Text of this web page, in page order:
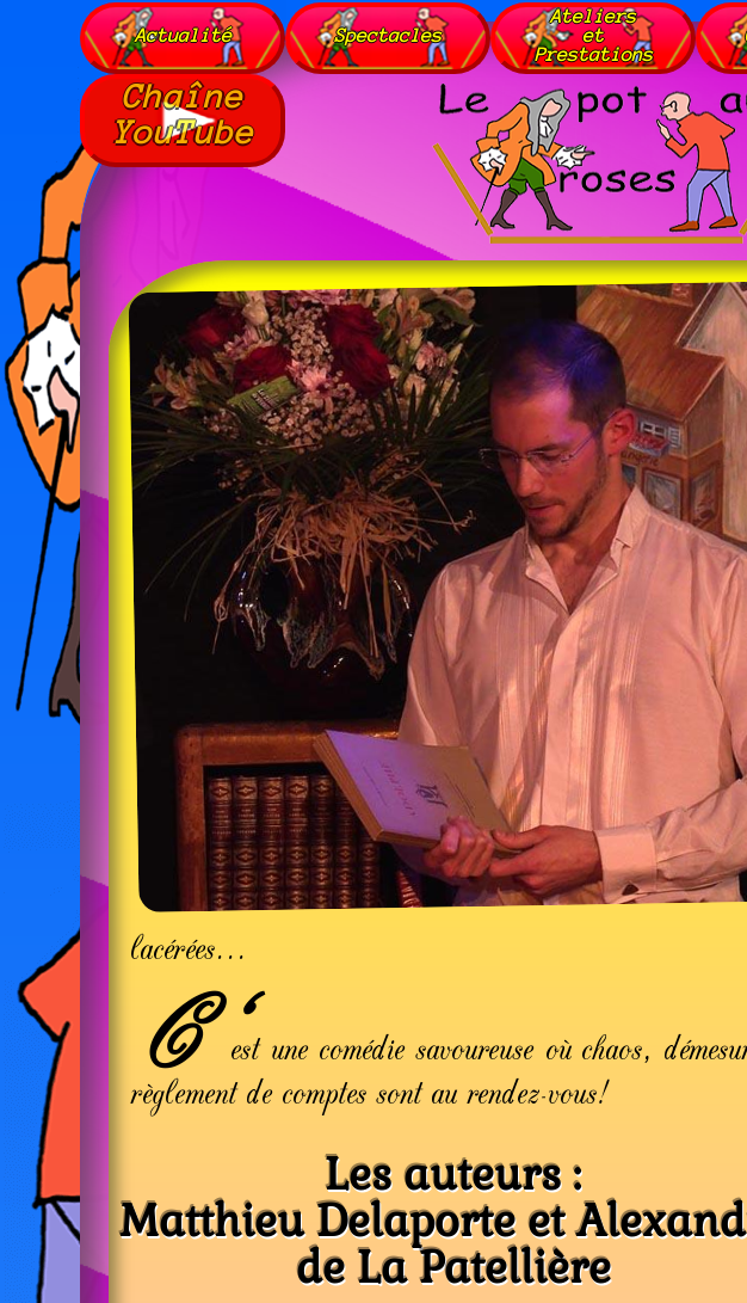
Actualité Spectacles
Ateliers
et
Prestations
Chaîne
YouTube
lacérées...
C'est une comédie savoureuse où chaos,
règlement de comptes sont au rendez-vous!
Les auteurs :
Matthieu Delaporte et
de La Patellière